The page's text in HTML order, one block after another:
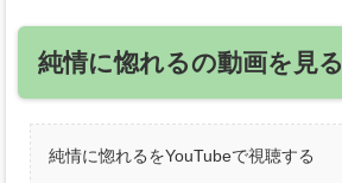
純情に惚れるの動画を見る
純情に惚れるをYouTubeで視聴する